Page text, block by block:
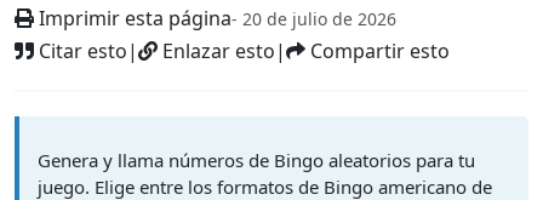
Imprimir esta página- 20 de julio de 2026
Citar esto| Enlazar esto| Compartir esto
Genera y llama números de Bingo aleatorios para tu
juego. Elige entre los formatos de Bingo americano de